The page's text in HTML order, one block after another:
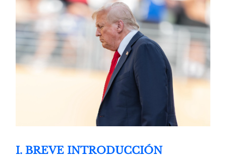
I. BREVE INTRODUCCIÓN